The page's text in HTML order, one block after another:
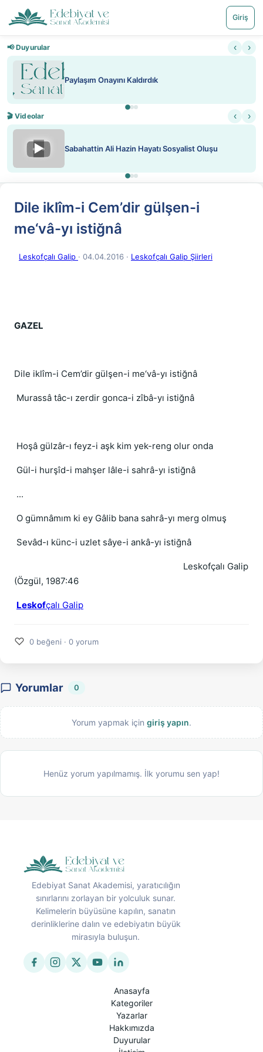
Giriş
📢 Duyurular ‹ ›
Paylaşım Onayını Kaldırdık
🎬 Videolar ‹ ›
▶ Sabahattin Ali Hazin Hayatı Sosyalist Oluşu
Dile iklîm-i Cem’dir gülşen-i
me‘vâ-yı istiğnâ
Leskofçalı Galip · 04.04.2016 · Leskofçalı Galip Şiirleri
GAZEL
Dile iklîm-i Cem’dir gülşen-i me‘vâ-yı istiğnâ
Murassâ tâc-ı zerdir gonca-i zîbâ-yı istiğnâ
Hoşâ gülzâr-ı feyz-i aşk kim yek-reng olur onda
Gül-i hurşîd-i mahşer lâle-i sahrâ-yı istiğnâ
...
O gümnâmım ki ey Gâlib bana sahrâ-yı merg olmuş
Sevâd-ı künc-i uzlet sâye-i ankâ-yı istiğnâ
Leskofçalı Galip
(Özgül, 1987:46
Leskofçalı Galip
♡ 0 beğeni · 0 yorum
Yorumlar 0
Yorum yapmak için giriş yapın.
Henüz yorum yapılmamış. İlk yorumu sen yap!
Edebiyat Sanat Akademisi, yaratıcılığın
sınırlarını zorlayan bir yolculuk sunar.
Kelimelerin büyüsüne kapılın, sanatın
derinliklerine dalın ve edebiyatın büyük
mirasıyla buluşun.
Anasayfa
Kategoriler
Yazarlar
Hakkımızda
Duyurular